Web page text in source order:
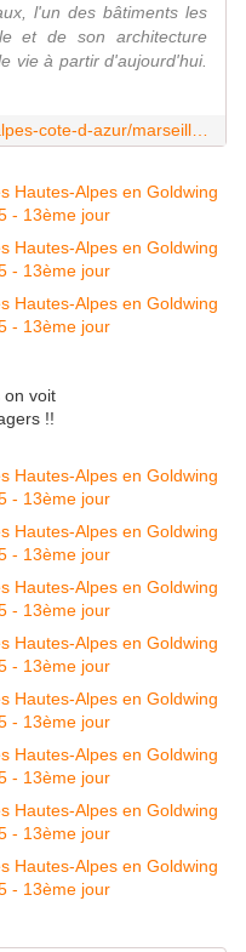
l'un des bâtiments les
et de son architecture
vie à partir d'aujourd'hui.
on voit
!!